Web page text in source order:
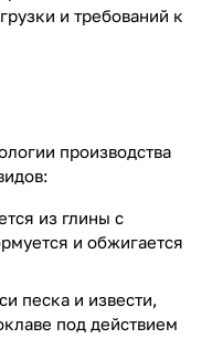
и требований к
производства
из глины с
и обжигается
песка и извести,
под действием